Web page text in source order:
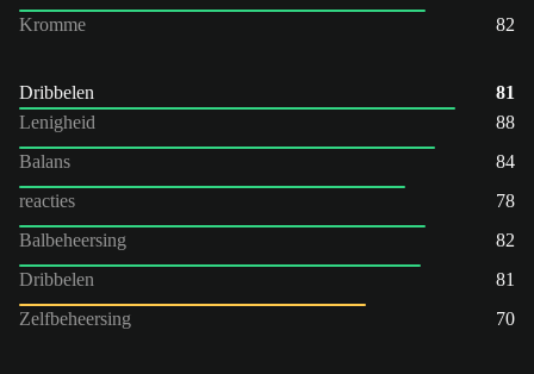
Kromme
82
Dribbelen
81
Lenigheid
88
Balans
84
reacties
78
Balbeheersing
82
Dribbelen
81
Zelfbeheersing
70